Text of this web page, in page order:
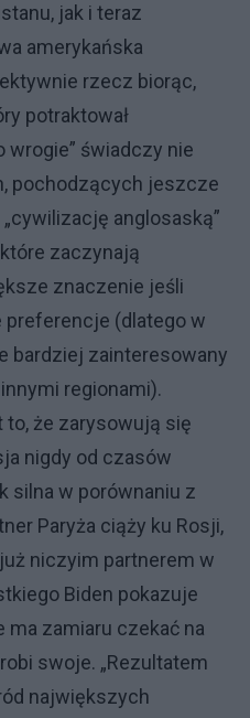
jak i teraz
amerykańska
rzecz biorąc,
potraktował
wrogie” świadczy nie
pochodzących jeszcze
anglosaską”
zaczynają
znaczenie jeśli
(dlatego w
bardziej zainteresowany
regionami).
że zarysowują się
nigdy od czasów
silna w porównaniu z
Paryża ciąży ku Rosji,
niczyim partnerem w
Biden pokazuje
ma zamiaru czekać na
swoje. „Rezultatem
największych